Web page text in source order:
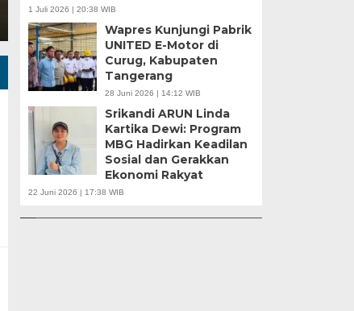
1 Juli 2026 | 20:38 WIB
Wapres Kunjungi Pabrik
UNITED E-Motor di
Curug, Kabupaten
Tangerang
28 Juni 2026 | 14:12 WIB
Srikandi ARUN Linda
Kartika Dewi: Program
MBG Hadirkan Keadilan
Sosial dan Gerakkan
Ekonomi Rakyat
22 Juni 2026 | 17:38 WIB
APBD Tahun 2025 Anggarkan Rp200 Miliar |